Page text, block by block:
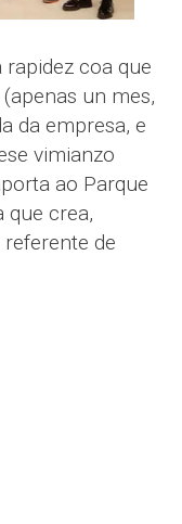
coa que
un mes,
da empresa, e
vimianzo
ao Parque
que crea,
de